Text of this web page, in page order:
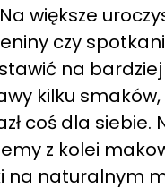
większe
czy
na bardziej
kilku
coś dla siebie.
z kolei
na naturalnym